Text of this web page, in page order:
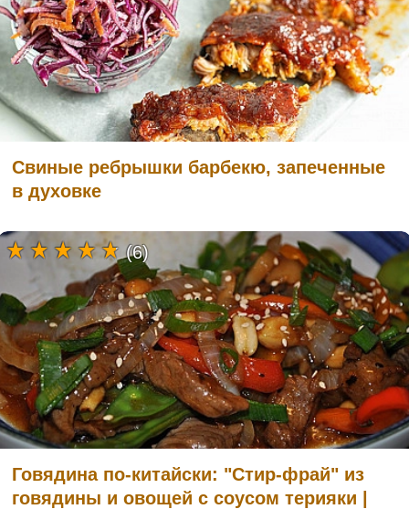
Свиные ребрышки барбекю, запеченные
в духовке
Говядина по-китайски: "Стир-фрай" из
говядины и овощей с соусом терияки |
(6)